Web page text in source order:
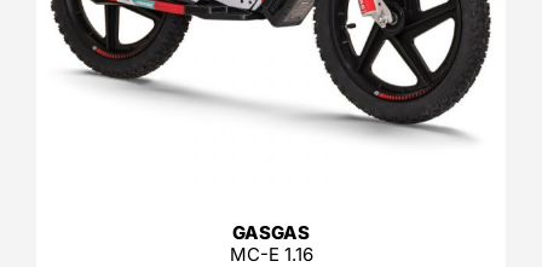
GASGAS
MC-E 1.16